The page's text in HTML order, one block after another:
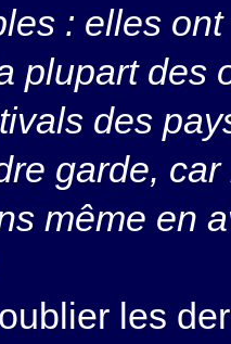
: elles ont
plupart des
des
garde,
même en
les